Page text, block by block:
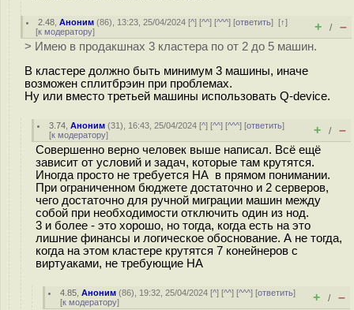
2.48 ,Аноним (86), 13:23, 25/04/2024 [^] [^^] [^^^] [ответить][↑]
[к модератору] + / –
> Имею в продакшнах 3 кластера по от 2 до 5 машин.
В кластере должно быть минимум 3 машины, иначе
возможен сплитбрэин при проблемах.
Ну или вместо третьей машины использовать Q-device.
3.74 ,Аноним (31), 16:43, 25/04/2024 [^] [^^] [^^^] [ответить]
[к модератору] + / –
Совершенно верно человек выше написал. Всё ещё
зависит от условий и задач, которые там крутятся.
Иногда просто не требуется HA в прямом понимании.
При ограниченном бюджете достаточно и 2 серверов,
чего достаточно для ручной миграции машин между
собой при необходимости отключить один из нод.
3 и более - это хорошо, но тогда, когда есть на это
лишние финансы и логическое обоснование. А не тогда,
когда на этом кластере крутятся 7 конейнеров с
виртуаками, не требующие HA
4.85 ,Аноним (86), 19:32, 25/04/2024 [^] [^^] [^^^] [ответить]
[к модератору] + / –